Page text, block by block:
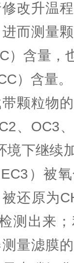
改升温
而测量
）含量
）含量。
颗粒物
、OC3
境下继续
）被
还原为
测出来
量滤膜